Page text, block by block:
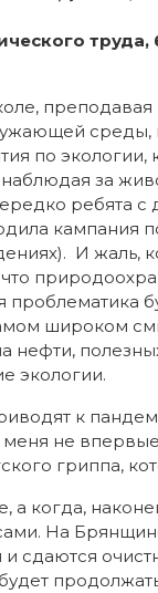
среды,
по
наблюдая за
ребята
кампания
И жаль,
проблематика
широком
нефти,
экологии.
к
меня не
гриппа,
а когда,
На
и сдаются